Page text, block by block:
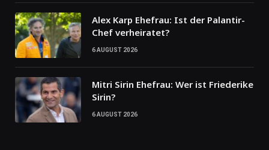
Alex Karp Ehefrau: Ist der Palantir-
Chef verheiratet?
6 AUGUST 2026
Mitri Sirin Ehefrau: Wer ist Friederike
Sirin?
6 AUGUST 2026